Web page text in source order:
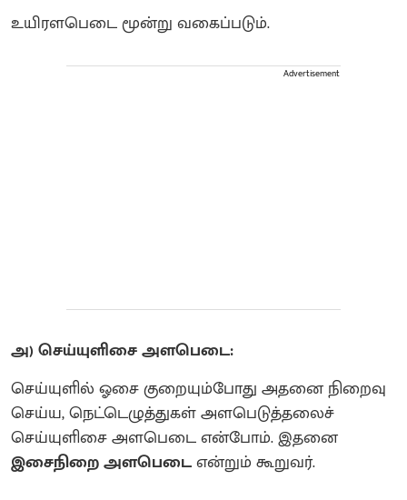
உயிரளபெடை மூன்று வகைப்படும்.
Advertisement
அ) செய்யுளிசை அளபெடை:
செய்யுளில் ஓசை குறையும்போது அதனை நிறைவு
செய்ய, நெட்டெழுத்துகள் அளபெடுத்தலைச்
செய்யுளிசை அளபெடை என்போம். இதனை
இசைநிறை அளபெடைஎன்றும் கூறுவர்.